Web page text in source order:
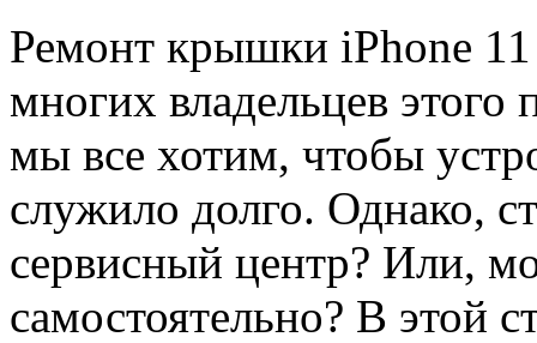
Ремонт крышки iPhone
многих владельцев
мы все хотим, чтобы
служило долго. Однако,
сервисный центр? Или,
самостоятельно? В этой